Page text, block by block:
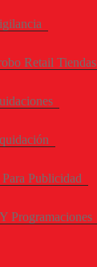
Retail Tiendas
Publicidad
Programaciones